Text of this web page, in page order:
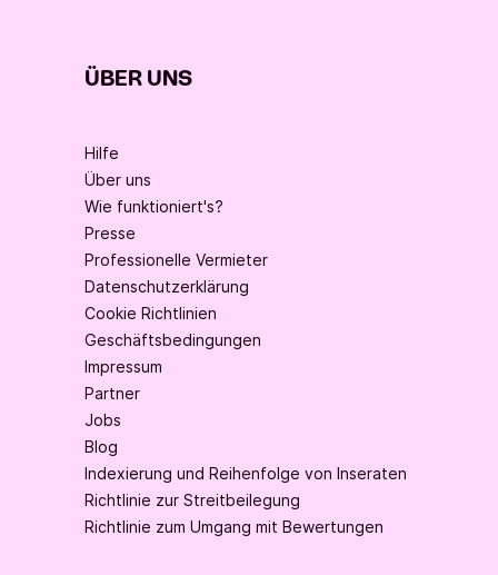
ÜBER UNS
Hilfe
Über uns
Wie funktioniert's?
Presse
Professionelle Vermieter
Datenschutzerklärung
Cookie Richtlinien
Geschäftsbedingungen
Impressum
Partner
Jobs
Blog
Indexierung und Reihenfolge von Inseraten
Richtlinie zur Streitbeilegung
Richtlinie zum Umgang mit Bewertungen